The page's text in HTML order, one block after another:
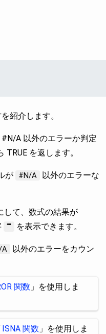
紹介します。
A 以外のエラーか判定
を返します。
が #N/A
以外のエラーな
して、数式の結果が
"" を表示できます。
A
以外のエラーをカウン
関数 」を使用しま
ISNA 関数 」を使用しま